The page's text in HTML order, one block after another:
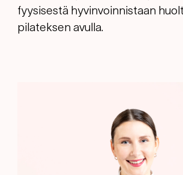
fyysisestä hyvinvoinnistaan
pilateksen avulla.